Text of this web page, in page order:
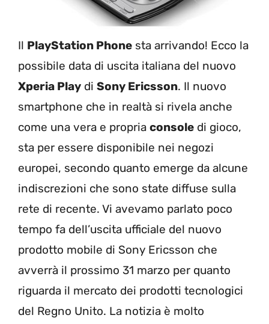
Il PlayStation Phone sta arrivando! Ecco la
possibile data di uscita italiana del nuovo
Xperia Play di Sony Ericsson. Il nuovo
smartphone che in realtà si rivela anche
come una vera e propria console di gioco,
sta per essere disponibile nei negozi
europei, secondo quanto emerge da alcune
indiscrezioni che sono state diffuse sulla
rete di recente. Vi avevamo parlato poco
tempo fa dell’uscita ufficiale del nuovo
prodotto mobile di Sony Ericsson che
avverrà il prossimo 31 marzo per quanto
riguarda il mercato dei prodotti tecnologici
del Regno Unito. La notizia è molto